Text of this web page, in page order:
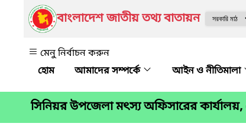
বাংলাদেশ জাতীয় তথ্য বাতায়ন
মেনু নির্বাচন করুন
আমাদের সম্পর্কে
আইন ও নীতিমালা
সিনিয়র উপজেলা মৎস্য অফিসারের কার্যালয়,